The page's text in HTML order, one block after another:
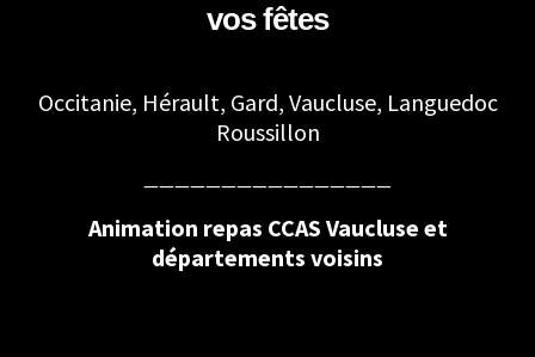
vos fêtes
Occitanie, Hérault, Gard, Vaucluse, Languedoc
Roussillon
————————————————
Animation repas CCAS Vaucluse et
départements voisins